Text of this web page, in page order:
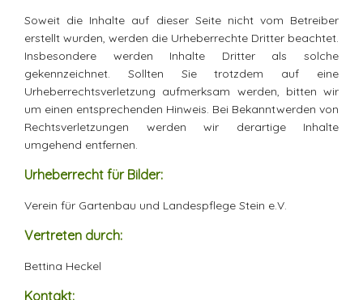
Soweit die Inhalte auf dieser Seite nicht vom Betreiber
erstellt wurden, werden die Urheberrechte Dritter beachtet.
Insbesondere werden Inhalte Dritter als solche
gekennzeichnet. Sollten Sie trotzdem auf eine
Urheberrechtsverletzung aufmerksam werden, bitten wir
um einen entsprechenden Hinweis. Bei Bekanntwerden von
Rechtsverletzungen werden wir derartige Inhalte
umgehend entfernen.
Urheberrecht für Bilder:
Verein für Gartenbau und Landespflege Stein e.V.
Vertreten durch:
Bettina Heckel
Kontakt: